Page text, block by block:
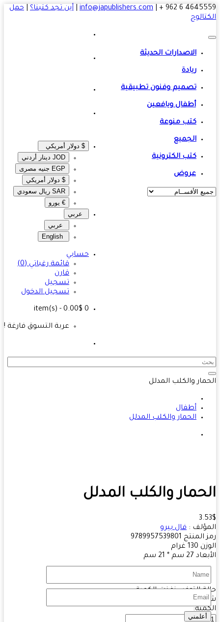
4645559 6
|
info@japublishers.com
|أين تجد كتبنا؟|حمل
$ دولار أمريكي
JOD دينار أردني
EGP جنيه مصرى‎
$ دولار أمريكي
SAR ريال سعودي
€ يورو
عربي
عربي
English
حسابي
قائمة رغباتي (0)
قارن
تسجيل
تسجيل الدخول
item(s)
- 0.00$
عربة التسوق فارغة !
الاصدارات الحديثة
ريادة
تصميم وفنون تطبيقية
أطفال ويافعين
كتب منوعة
الجميع
كتب الكترونية
عروض
والكلب المدلل
أطفال
الحمار والكلب المدلل
والكلب المدلل
:فال بيرو
المنتج9789957539801
130 غرام
27 سم * 21 سم
سنة الطباعة:
التوفر : نفذت الكمية
6441 مرة
أعلمني